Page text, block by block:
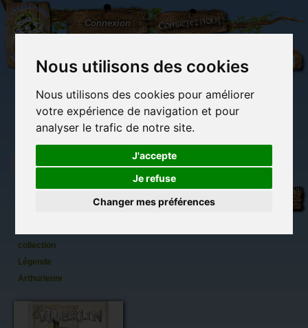
Nous utilisons des cookies
Nous utilisons des cookies pour améliorer
votre expérience de navigation et pour
analyser le trafic de notre site.
J'accepte
Je refuse
Changer mes préférences
L'Arbre
aux
100.000
Connexion Contactez-nous
(vide)
Librairie des
Carterie
originale
Activités
détente et jeux
Objets déco et
collection
Légende
Arthurienne